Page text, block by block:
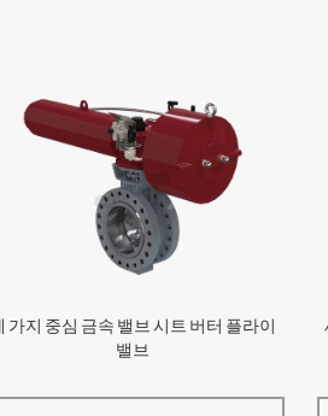
가지 중심 금속 밸브 시트 버터 플라이
밸브